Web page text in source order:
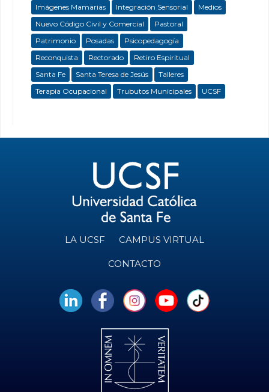
Imágenes Mamarias
Integración Sensorial
Medios
Nuevo Código Civil y Comercial
Pastoral
Patrimonio
Posadas
Psicopedagogía
Reconquista
Rectorado
Retiro Espiritual
Santa Fe
Santa Teresa de Jesús
Talleres
Terapia Ocupacional
Trubutos Municipales UCSF
LA UCSF CAMPUS VIRTUAL
CONTACTO